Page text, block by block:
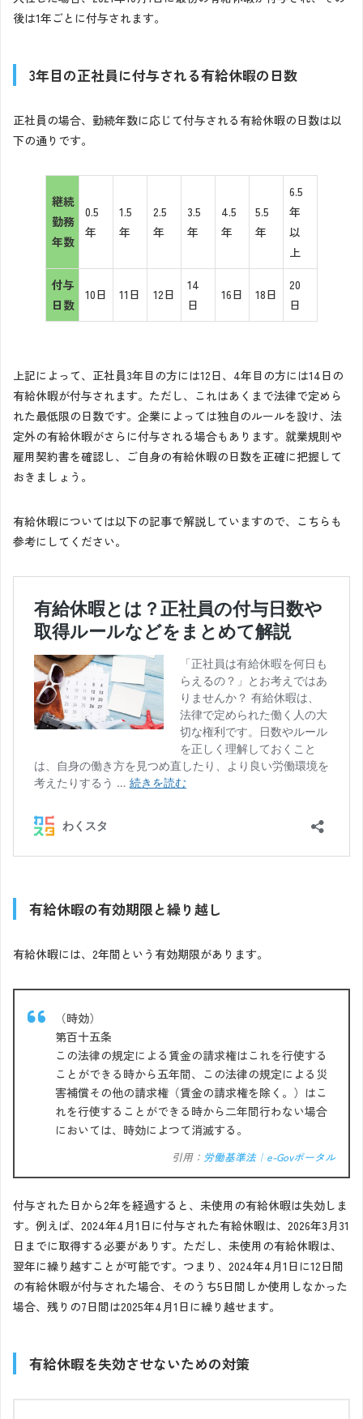
後は1年ごとに付与されます。
3年目の正社員に付与される有給休暇の日数
正社員の場合、勤続年数に応じて付与される有給休暇の日数は以
下の通りです。
継続
勤務
年数
0.5
年
1.5
年
2.5
年
3.5
年
4.5
年
5.5
年
6.5
年
以
上
付与
日数
10日 11日 12日
14
日
16日 18日
20
日
上記によって、正社員3年目の方には12日、4年目の方には14日の
有給休暇が付与されます。ただし、これはあくまで法律で定めら
れた最低限の日数です。企業によっては独自のルールを設け、法
定外の有給休暇がさらに付与される場合もあります。就業規則や
雇用契約書を確認し、ご自身の有給休暇の日数を正確に把握して
おきましょう。
有給休暇については以下の記事で解説していますので、こちらも
参考にしてください。
有給休暇の有効期限と繰り越し
有給休暇には、2年間という有効期限があります。
（時効）
第百十五条
この法律の規定による賃金の請求権はこれを行使する
ことができる時から五年間、この法律の規定による災
害補償その他の請求権（賃金の請求権を除く。）はこ
れを行使することができる時から二年間行わない場合
においては、時効によつて消滅する。
引用： 労働基準法｜e-Govポータル
付与された日から2年を経過すると、未使用の有給休暇は失効しま
す。例えば、2024年4月1日に付与された有給休暇は、2026年3月31
日までに取得する必要がありす。ただし、未使用の有給休暇は、
翌年に繰り越すことが可能です。つまり、2024年4月1日に12日間
の有給休暇が付与された場合、そのうち5日間しか使用しなかった
場合、残りの7日間は2025年4月1日に繰り越せます。
有給休暇を失効させないための対策